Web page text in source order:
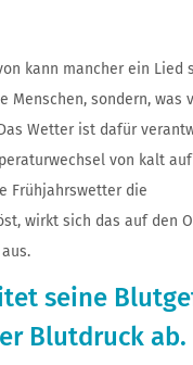
kann mancher ein Lied
Menschen, sondern, was
Wetter ist dafür
von kalt
Frühjahrswetter die
wirkt sich das auf den
seine
Blutdruck ab.